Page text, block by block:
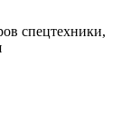
спецтехники,